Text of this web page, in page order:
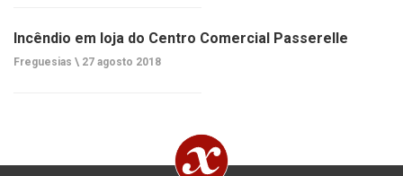
Incêndio em loja do Centro Comercial Passerelle
Freguesias \ 27 agosto 2018